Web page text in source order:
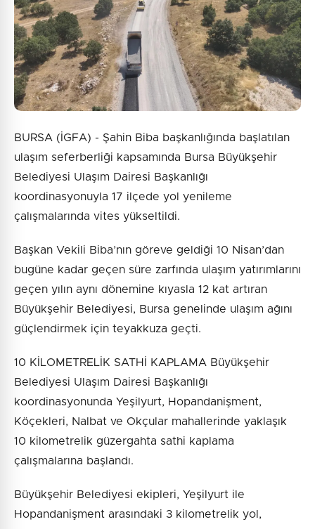
BURSA (İGFA) - Şahin Biba başkanlığında başlatılan
ulaşım seferberliği kapsamında Bursa Büyükşehir
Belediyesi Ulaşım Dairesi Başkanlığı
koordinasyonuyla 17 ilçede yol yenileme
çalışmalarında vites yükseltildi.
Başkan Vekili Biba’nın göreve geldiği 10 Nisan’dan
bugüne kadar geçen süre zarfında ulaşım yatırımlarını
geçen yılın aynı dönemine kıyasla 12 kat artıran
Büyükşehir Belediyesi, Bursa genelinde ulaşım ağını
güçlendirmek için teyakkuza geçti.
10 KİLOMETRELİK SATHİ KAPLAMA Büyükşehir
Belediyesi Ulaşım Dairesi Başkanlığı
koordinasyonunda Yeşilyurt, Hopandanişment,
Köçekleri, Nalbat ve Okçular mahallerinde yaklaşık
10 kilometrelik güzergahta sathi kaplama
çalışmalarına başlandı.
Büyükşehir Belediyesi ekipleri, Yeşilyurt ile
Hopandanişment arasındaki 3 kilometrelik yol,